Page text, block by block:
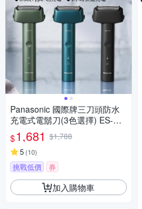
Panasonic 國際牌三刀頭防水
充電式電鬍刀(3色選擇) ES-RM
3B
$1,681 $1,788
5 (10)
挑戰低價 券
加入購物車